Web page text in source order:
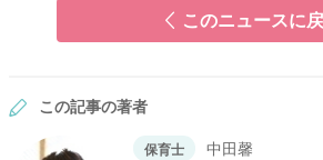
このニュースに
この記事の著者
保育士
中田馨